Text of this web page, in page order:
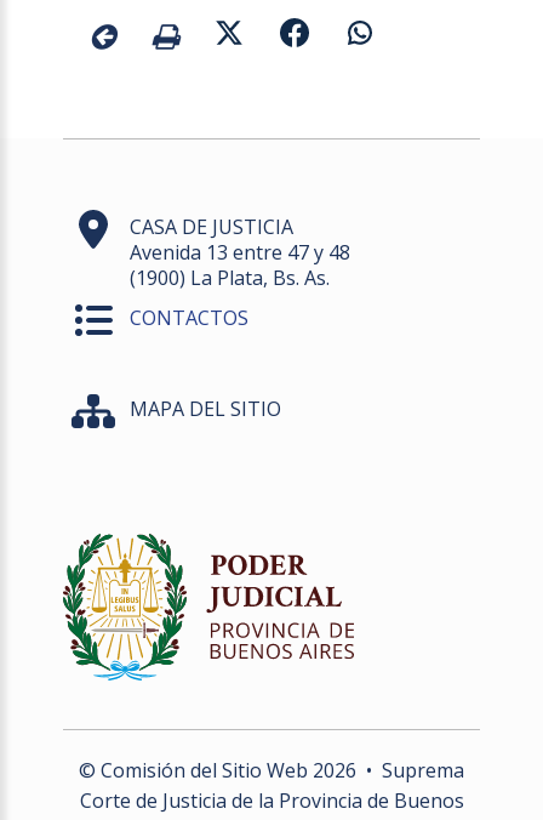
CASA DE JUSTICIA
Avenida 13 entre 47 y 48
(1900) La Plata, Bs. As.
CONTACTOS
MAPA DEL SITIO
© Comisión del Sitio Web 2026 • Suprema
Corte de Justicia de la Provincia de Buenos